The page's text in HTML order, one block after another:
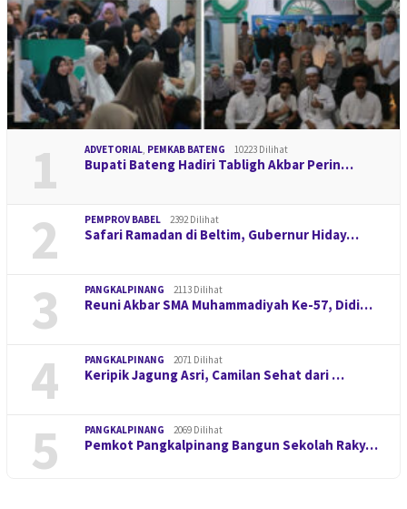
1 ADVETORIAL, PEMKAB BATENG 10223 Dilihat
Bupati Bateng Hadiri Tabligh Akbar Perin…
2 PEMPROV BABEL 2392 Dilihat
Safari Ramadan di Beltim, Gubernur Hiday…
3 PANGKALPINANG 2113 Dilihat
Reuni Akbar SMA Muhammadiyah Ke-57, Didi…
4 PANGKALPINANG 2071 Dilihat
Keripik Jagung Asri, Camilan Sehat dari …
5 PANGKALPINANG 2069 Dilihat
Pemkot Pangkalpinang Bangun Sekolah Raky…